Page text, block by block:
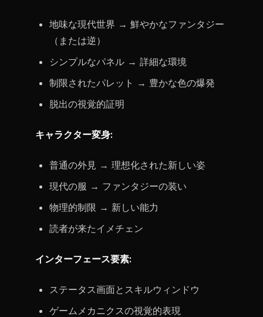
地味な現代世界 → 鮮やかなファンタジー
（または逆）
シンプルなパネル → 詳細な環境
制限されたパレット → 豊かな色の爆発
脱出の視覚的証明
キャラクター変身:
普通の外見 → 理想化された新しい姿
現代の服 → ファンタジーの装い
物理的制限 → 新しい能力
読者が来たイメチェン
インターフェース要素:
ステータス画面とスキルウィンドウ
ゲームメカニクスの視覚的表現